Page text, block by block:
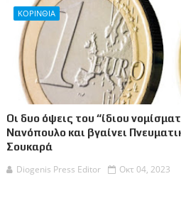
ΚΟΡΙΝΘΙΑ
Οι δυο όψεις του “ίδιου
Νανόπουλο και βγαίνει
Σουκαρά
Diogenis Press Editor
Οκτ 04, 2023